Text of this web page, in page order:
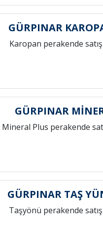
GÜRPINAR
Karopan perakende
GÜRPINAR
Mineral Plus perakende
GÜRPINAR TAŞ
Taşyönü perakende